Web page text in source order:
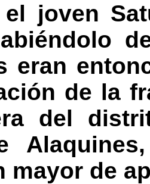
el joven
eran
de la
del
mayor de